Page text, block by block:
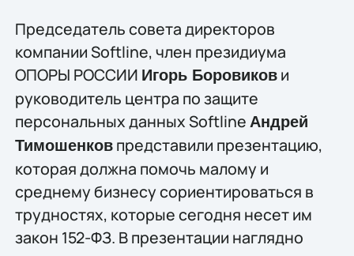
Председатель совета директоров
компании Softline, член президиума
ОПОРЫ РОССИИ Игорь Боровикови
руководитель центра по защите
персональных данных Softline Андрей
Тимошенковпредставили презентацию,
которая должна помочь малому и
среднему бизнесу сориентироваться в
трудностях, которые сегодня несет им
закон 152-ФЗ. В презентации наглядно